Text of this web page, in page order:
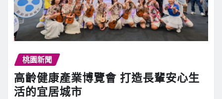
桃園新聞
高齡健康產業博覽會 打造長輩安心生
活的宜居城市